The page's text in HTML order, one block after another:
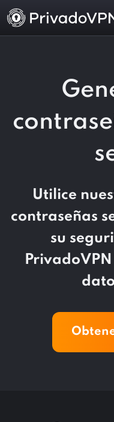
Utilice
contraseñas
su